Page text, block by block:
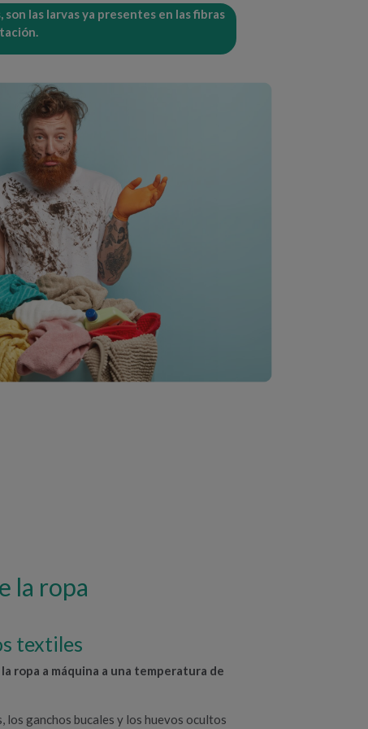
son las larvas ya presentes en las fibras
la ropa
textiles
ropa a máquina a una temperatura de
los ganchos bucales y los huevos ocultos